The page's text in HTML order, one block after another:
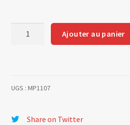
Ajouter au panier
UGS : MP1107
Share on Twitter